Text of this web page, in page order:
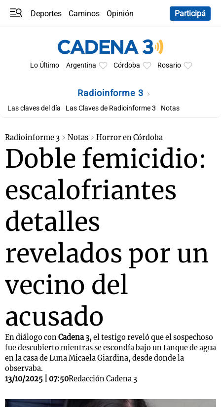
Deportes Caminos
Opinión
Participá
Lo Último Argentina Córdoba Rosario
Radioinforme 3
Las claves del día Las Claves de Radioinforme 3 Notas
Radioinforme 3 Notas Horror en Córdoba
Doble femicidio:
escalofriantes
detalles
revelados por un
vecino del
acusado
En diálogo conCadena 3,el testigo reveló que el sospechoso
fue descubierto mientras se escondía bajo un tanque de agua
en la casa de Luna Micaela Giardina, desde donde la
observaba.
13/10/2025 | 07:50Redacción Cadena 3